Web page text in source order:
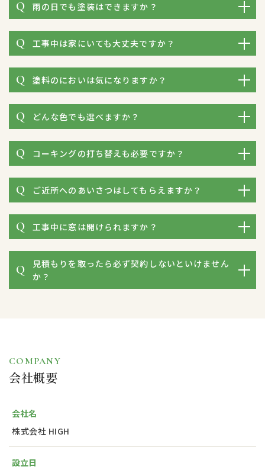
雨の日でも塗装はできますか？
工事中は家にいても大丈夫ですか？
塗料のにおいは気になりますか？
どんな色でも選べますか？
コーキングの打ち替えも必要ですか？
ご近所へのあいさつはしてもらえますか？
工事中に窓は開けられますか？
見積もりを取ったら必ず契約しないといけません
か？
COMPANY
会社概要
会社名
株式会社 HIGH
設立日